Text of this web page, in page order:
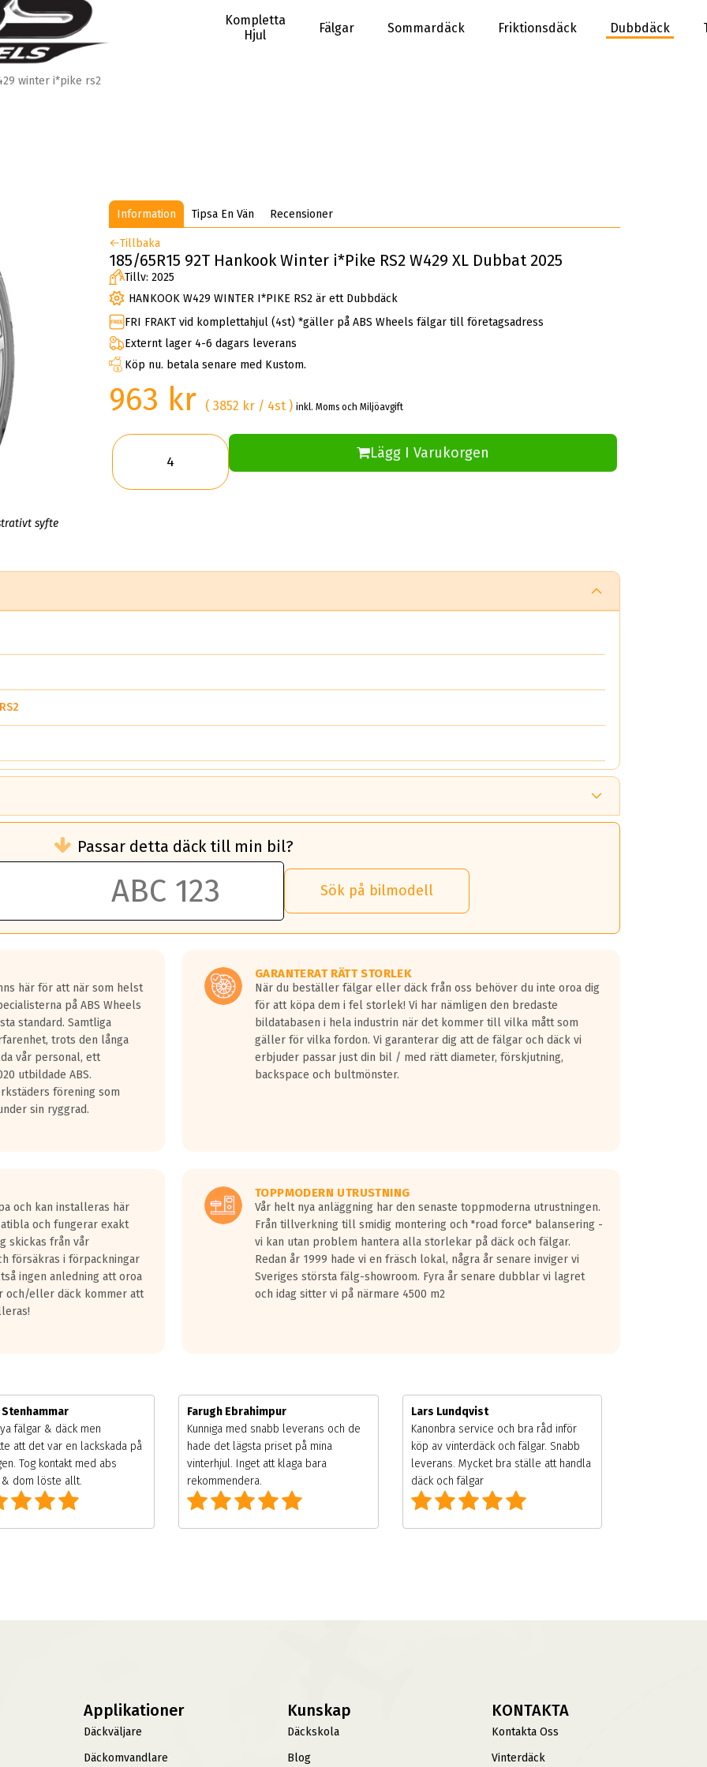
Kompletta
Hjul
Fälgar Sommardäck Friktionsdäck Dubbdäck
winter i*pike rs2
syfte
Information Tipsa En Vän Recensioner
Tillbaka
185/65R15 92T Hankook Winter i*Pike RS2 W429 XL Dubbat 2025
Tillv: 2025
HANKOOK W429 WINTER I*PIKE RS2 är ett Dubbdäck
FRI FRAKT vid komplettahjul (4st) *gäller på ABS Wheels fälgar till företagsadress
Externt lager 4-6 dagars leverans
Köp nu. betala senare med Kustom.
963 kr ( 3852 kr / 4st )inkl. Moms och Miljöavgift
Lägg I Varukorgen
än ett klass G däck.
50 liter bränsle med ett klass A däck gentemot ett klass G däck.
vilken rutt du kör, samt vilken körstil du använder.
lastbilar.
på en väg där det ligger 0.5-1.5 mm vatten.
fyra billängder( ca 18meter) mellan däck med betyg A gentemot
överträffa motorljudet.
ett däck med vågar. Hög bullernivå markeras med svarta vågor
kraven som finns i dagsläget, men är inte längre tillåtna enligt nya
Passar detta däck till min bil?
Sök på bilmodell
här för att när som helst
på ABS Wheels
standard. Samtliga
trots den långa
vår personal, ett
utbildade ABS.
förening som
sin ryggrad.
GARANTERAT RÄTT STORLEK
När du beställer fälgar eller däck från oss behöver du inte oroa dig
för att köpa dem i fel storlek! Vi har nämligen den bredaste
bildatabasen i hela industrin när det kommer till vilka mått som
gäller för vilka fordon. Vi garanterar dig att de fälgar och däck vi
erbjuder passar just din bil / med rätt diameter, förskjutning,
backspace och bultmönster.
och kan installeras här
och fungerar exakt
skickas från vår
försäkras i förpackningar
ingen anledning att oroa
och/eller däck kommer att
TOPPMODERN UTRUSTNING
Vår helt nya anläggning har den senaste toppmoderna utrustningen.
Från tillverkning till smidig montering och "road force" balansering -
vi kan utan problem hantera alla storlekar på däck och fälgar.
Redan år 1999 hade vi en fräsch lokal, några år senare inviger vi
Sveriges största fälg-showroom. Fyra år senare dubblar vi lagret
och idag sitter vi på närmare 4500 m2
Stenhammar
fälgar & däck men
att det var en lackskada på
Tog kontakt med abs
dom löste allt.
Farugh Ebrahimpur
Kunniga med snabb leverans och de
hade det lägsta priset på mina
vinterhjul. Inget att klaga bara
rekommendera.
Lars Lundqvist
Kanonbra service och bra råd inför
köp av vinterdäck och fälgar. Snabb
leverans. Mycket bra ställe att handla
däck och fälgar
Applikationer
Däckväljare
Däckomvandlare
Kunskap
Däckskola
Blog
KONTAKTA
Kontakta Oss
Vinterdäck